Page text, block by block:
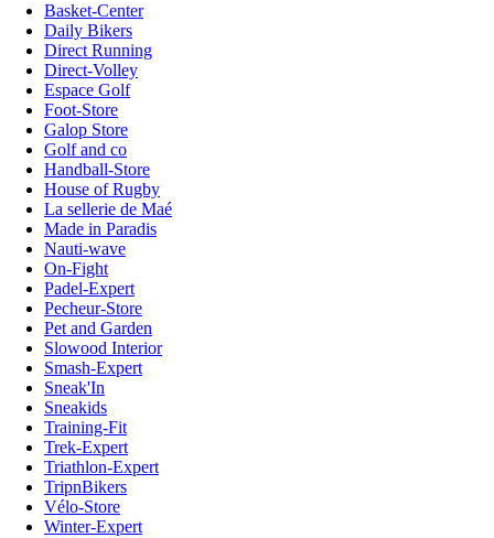
Basket-Center
Daily Bikers
Direct Running
Direct-Volley
Espace Golf
Foot-Store
Galop Store
Golf and co
Handball-Store
House of Rugby
La sellerie de Maé
Made in Paradis
Nauti-wave
On-Fight
Padel-Expert
Pecheur-Store
Pet and Garden
Slowood Interior
Smash-Expert
Sneak'In
Sneakids
Training-Fit
Trek-Expert
Triathlon-Expert
TripnBikers
Vélo-Store
Winter-Expert